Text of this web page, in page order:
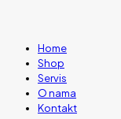
Home
Shop
Servis
O nama
Kontakt